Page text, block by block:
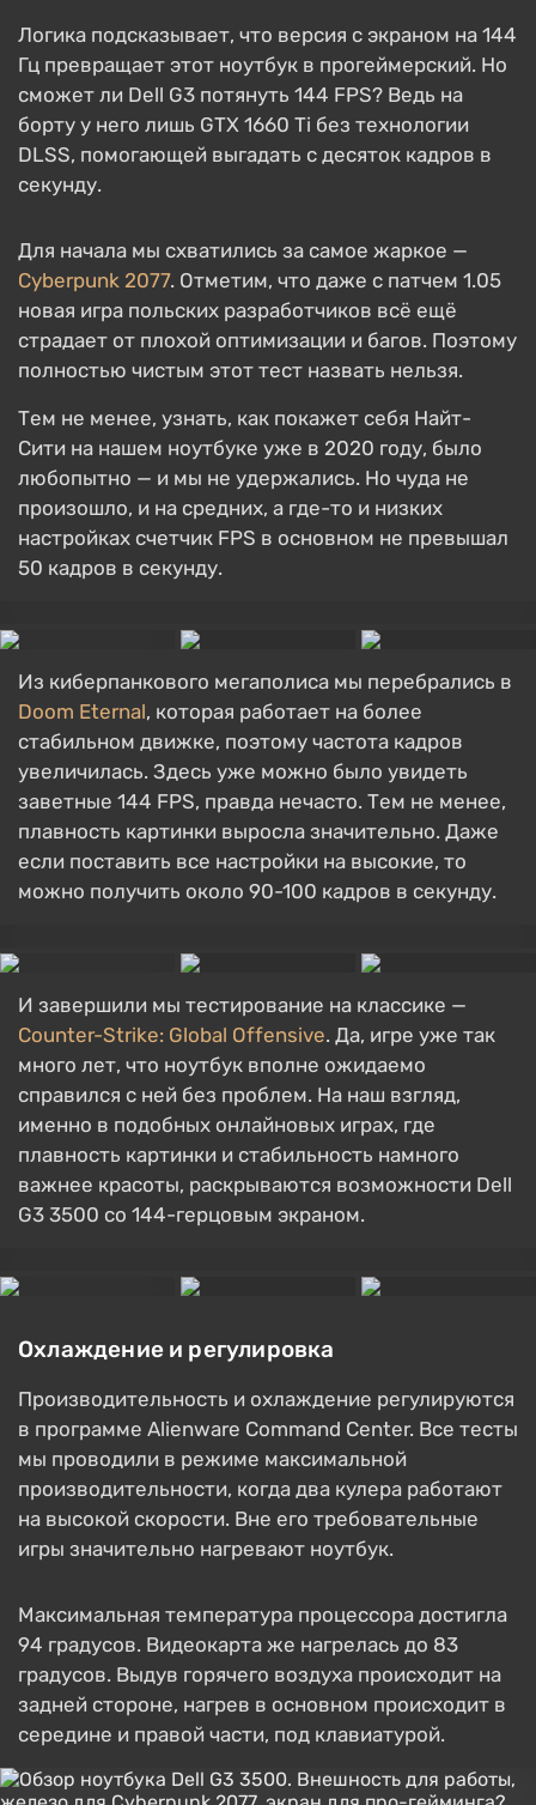
Логика подсказывает, что версия с экраном на 144
Гц превращает этот ноутбук в прогеймерский. Но
сможет ли Dell G3 потянуть 144 FPS? Ведь на
борту у него лишь GTX 1660 Ti без технологии
DLSS, помогающей выгадать с десяток кадров в
секунду.
Для начала мы схватились за самое жаркое —
Cyberpunk 2077. Отметим, что даже с патчем 1.05
новая игра польских разработчиков всё ещё
страдает от плохой оптимизации и багов. Поэтому
полностью чистым этот тест назвать нельзя.
Тем не менее, узнать, как покажет себя Найт-
Сити на нашем ноутбуке уже в 2020 году, было
любопытно — и мы не удержались. Но чуда не
произошло, и на средних, а где-то и низких
настройках счетчик FPS в основном не превышал
50 кадров в секунду.
Из киберпанкового мегаполиса мы перебрались в
Doom Eternal, которая работает на более
стабильном движке, поэтому частота кадров
увеличилась. Здесь уже можно было увидеть
заветные 144 FPS, правда нечасто. Тем не менее,
плавность картинки выросла значительно. Даже
если поставить все настройки на высокие, то
можно получить около 90-100 кадров в секунду.
И завершили мы тестирование на классике —
Counter-Strike: Global Offensive. Да, игре уже так
много лет, что ноутбук вполне ожидаемо
справился с ней без проблем. На наш взгляд,
именно в подобных онлайновых играх, где
плавность картинки и стабильность намного
важнее красоты, раскрываются возможности Dell
G3 3500 cо 144-герцовым экраном.
Охлаждение и регулировка
Производительность и охлаждение регулируются
в программе Alienware Command Center. Все тесты
мы проводили в режиме максимальной
производительности, когда два кулера работают
на высокой скорости. Вне его требовательные
игры значительно нагревают ноутбук.
Максимальная температура процессора достигла
94 градусов. Видеокарта же нагрелась до 83
градусов. Выдув горячего воздуха происходит на
задней стороне, нагрев в основном происходит в
середине и правой части, под клавиатурой.